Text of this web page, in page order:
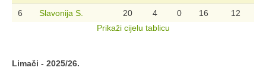
6
Slavonija S. 20 4 0 16
12
Prikaži cijelu tablicu
Limači - 2025/26.